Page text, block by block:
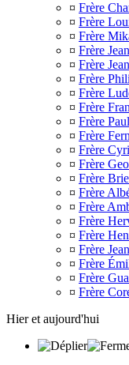
¤ Frère
¤ Frère
¤ Frère
¤ Frère
¤ Frère
¤ Frère
¤ Frère
¤ Frère
¤ Frère
¤ Frère
¤ Frère
¤ Frère
¤ Frère
¤ Frère
¤ Frère
¤ Frère
¤ Frère
¤ Frère
¤ Frère
¤ Frère
¤ Frère
Hier et aujourd'hui